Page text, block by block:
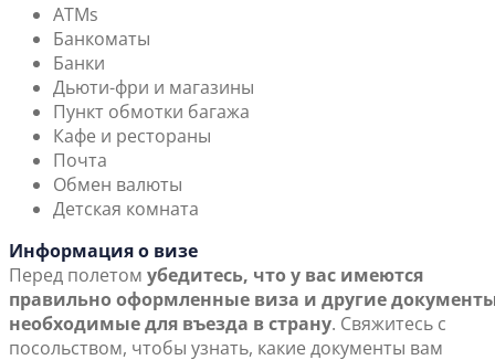
ATMs
Банкоматы
Банки
Дьюти-фри и магазины
Пункт обмотки багажа
Кафе и рестораны
Почта
Обмен валюты
Детская комната
Информация о визе
Перед полетом убедитесь, что у вас имеются
правильно оформленные виза и другие
необходимые для въезда в страну. Свяжитесь с
посольством, чтобы узнать, какие документы вам